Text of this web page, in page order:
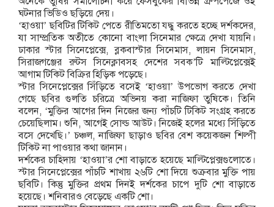
ঘটনার ভিডিও ছড়িয়ে দেয়।
‘হাওয়া’ ছবিটির টিকিট পেতে রীতিমতো য্দ্ধু করতে হচ্ছে দর্শকদের,
যা সাম্প্রতিক অতীতে কোনো বাংলা সিনেমার ক্ষেত্রে দেখা যায়নি।
ঢাকার স্টার সিনেপ্লেক্সে, ব্লকবাস্টার সিনেমাস, লায়ন সিনেমাস,
সিরাজগঞ্জের রুটস সিনেক্লাবসহ দেশের সবক’টি মাল্টিপ্লেক্সেই
আগাম টিকিট বিক্রির হিড়িক পড়েছে।
স্টার সিনেপ্লেক্সের সিঁড়িতে বসেই ‘হাওয়া’ উপভোগ করতে দেখা
গেছে ছবির গুলতি চরিত্রে অভিনয় করা নাজিফা তুষিকে। তিনি
বলেন, ‘মুক্তির আগের দিন নিজের জন্য পাঁচটি টিকিট সংগ্রহ করতে
চেয়েছিলাম। শুনি, আগেই সোল্ড আউট। নিজেই হলের মধ্যে সিঁড়িতে
বসে দেখেছি।’ চঞ্চল, নাজিফা ছাড়াও ছবির বেশ কয়েকজন শিল্পী
টিকিট না পাওয়ার কথা জানান।
দর্শকের চাহিদায় ‘হাওয়া’র শো বাড়াতে হয়েছে মাল্টিপ্লেক্সগুলোতে।
স্টার সিনেপ্লেক্সের পাঁচটি শাখায় ২৬টি শো দিয়ে শুক্রবার মুক্তি পায়
ছবিটি। কিন্তু মুক্তির প্রথম দিনই দর্শকের চাপে দুটি শো বাড়াতে
হয়েছে। শনিবারও বেড়েছে একটি শো।